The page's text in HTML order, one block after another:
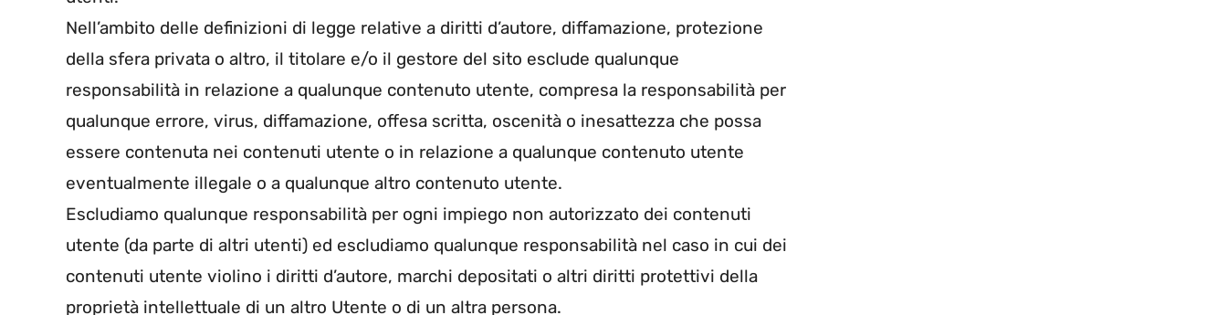
Nell’ambito delle definizioni di legge relative a diritti d’autore, diffamazione, protezione
della sfera privata o altro, il titolare e/o il gestore del sito esclude qualunque
responsabilità in relazione a qualunque contenuto utente, compresa la responsabilità per
qualunque errore, virus, diffamazione, offesa scritta, oscenità o inesattezza che possa
essere contenuta nei contenuti utente o in relazione a qualunque contenuto utente
eventualmente illegale o a qualunque altro contenuto utente.
Escludiamo qualunque responsabilità per ogni impiego non autorizzato dei contenuti
utente (da parte di altri utenti) ed escludiamo qualunque responsabilità nel caso in cui dei
contenuti utente violino i diritti d’autore, marchi depositati o altri diritti protettivi della
proprietà intellettuale di un altro Utente o di un altra persona.